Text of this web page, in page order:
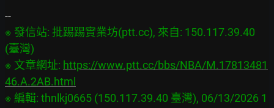
※ 發信站: 批踢踢實業坊(ptt.cc), 來自: 150.117.39.40
(臺灣)
※ 文章網址: https://www.ptt.cc/bbs/NBA/M.17813481
46.A.2AB.html
※ 編輯: thnlkj0665 (150.117.39.40 臺灣), 06/13/2026 1